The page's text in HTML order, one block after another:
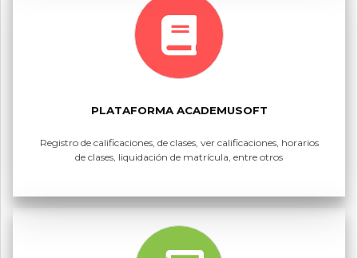
PLATAFORMA ACADEMUSOFT
Registro de calificaciones, de clases, ver calificaciones, horarios
de clases, liquidación de matrícula, entre otros